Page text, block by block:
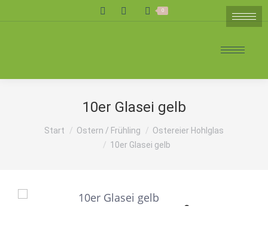
Search: 0
10er Glasei gelb
Sie befinden sich hier:
Start Ostern / Frühling
Ostereier Hohlglas
10er Glasei gelb